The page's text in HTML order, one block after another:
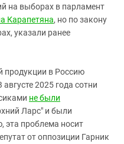
на выборах в парламент
Карапетяна, но по закону
указали ранее
продукции в Россию
2025 года сотни
не были
Ларс" и были
эта проблема носит
от оппозиции Гарник